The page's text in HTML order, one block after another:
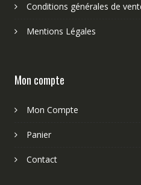
Conditions générales de
Mentions Légales
Mon compte
Mon Compte
Panier
Contact